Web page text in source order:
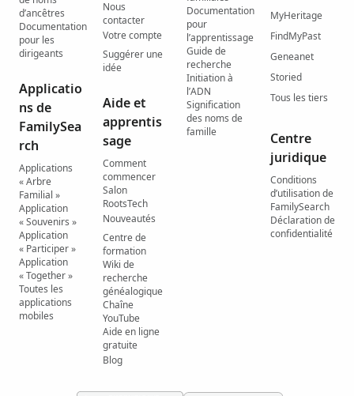
d’ancêtres
Documentation
pour les
dirigeants
Applicatio
ns de
FamilySea
rch
Applications
« Arbre
Familial »
Application
« Souvenirs »
Application
« Participer »
Application
« Together »
Toutes les
applications
mobiles
Nous
contacter
Votre compte
Suggérer une
idée
Aide et
apprentis
sage
Comment
commencer
Salon
RootsTech
Nouveautés
Centre de
formation
Wiki de
recherche
généalogique
Chaîne
YouTube
Aide en ligne
gratuite
Blog
Documentation
pour
l’apprentissage
Guide de
recherche
Initiation à
l’ADN
Signification
des noms de
famille
MyHeritage
FindMyPast
Geneanet
Storied
Tous les tiers
Centre
juridique
Conditions
d’utilisation de
FamilySearch
Déclaration de
confidentialité